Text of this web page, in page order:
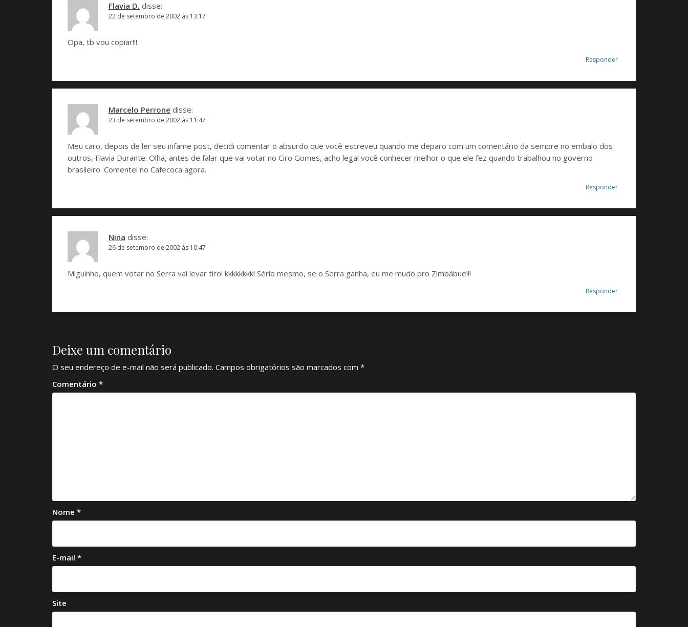
Flavia D. disse:
22 de setembro de 2002 às 13:17
Opa, tb vou copiar!!!
Responder
Marcelo Perrone disse:
23 de setembro de 2002 às 11:47
Meu caro, depois de ler seu infame post, decidi comentar o absurdo que você escreveu quando me deparo com um comentário da sempre no embalo dos
outros, Flavia Durante. Olha, antes de falar que vai votar no Ciro Gomes, acho legal você conhecer melhor o que ele fez quando trabalhou no governo
brasileiro. Comentei no Cafecoca agora.
Responder
Nina disse:
26 de setembro de 2002 às 10:47
Miguinho, quem votar no Serra vai levar tiro! kkkkkkkk! Sério mesmo, se o Serra ganha, eu me mudo pro Zimbábue!!!
Responder
Deixe um comentário
O seu endereço de e-mail não será publicado. Campos obrigatórios são marcados com *
Comentário *
Nome *
E-mail *
Site